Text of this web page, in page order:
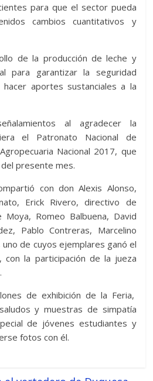
para que el sector pueda
cambios cuantitativos y
de la producción de leche y
para garantizar la seguridad
aportes sustanciales a la
al agradecer la
el Patronato Nacional de
Nacional 2017, que
presente mes.
con don Alexis Alonso,
Erick Rivero, directivo de
Romeo Balbuena, David
Pablo Contreras, Marcelino
uno de cuyos ejemplares ganó el
con la participación de la jueza
de exhibición de la Feria,
y muestras de simpatía
de jóvenes estudiantes y
fotos con él.